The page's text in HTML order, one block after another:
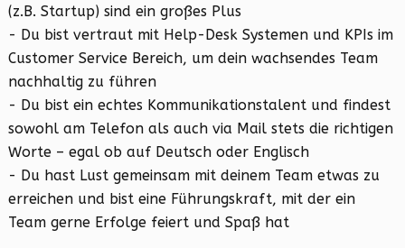
(z.B. Startup) sind ein großes Plus
- Du bist vertraut mit Help-Desk Systemen und KPIs im
Customer Service Bereich, um dein wachsendes Team
nachhaltig zu führen
- Du bist ein echtes Kommunikationstalent und findest
sowohl am Telefon als auch via Mail stets die richtigen
Worte – egal ob auf Deutsch oder Englisch
- Du hast Lust gemeinsam mit deinem Team etwas zu
erreichen und bist eine Führungskraft, mit der ein
Team gerne Erfolge feiert und Spaß hat